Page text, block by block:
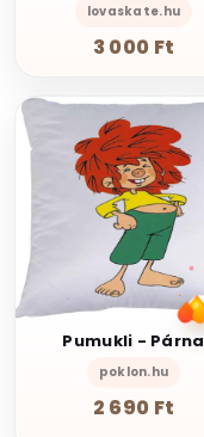
lovaskate.hu
3 000 Ft
Pumukli - Párna
poklon.hu
2 690 Ft